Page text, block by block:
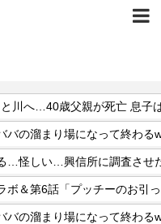
と川へ…40歳父親が死亡 息子
バの溜まり場になって終わる
ボ＆第6話「プッチーのお引
バの溜まり場になって終わる